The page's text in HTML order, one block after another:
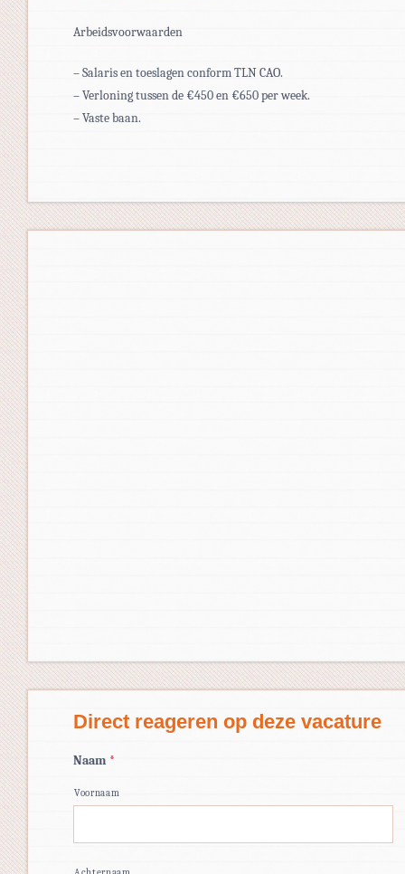
Arbeidsvoorwaarden
– Salaris en toeslagen conform TLN CAO.
– Verloning tussen de €450 en €650 per week.
– Vaste baan.
Direct reageren op deze vacature
Naam *
Voornaam